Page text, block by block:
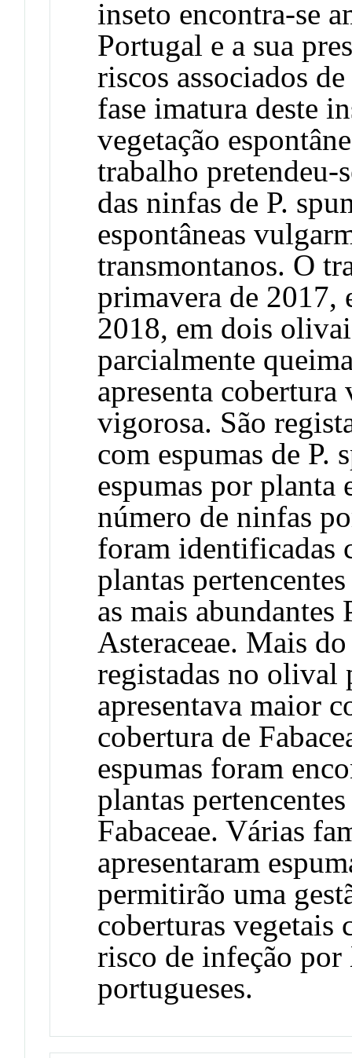
inseto encontra-se
Portugal e a sua
riscos associados
fase imatura deste
vegetação
trabalho pretendeu-
das ninfas de P.
espontâneas
transmontanos. O
primavera de 2017,
2018, em dois
parcialmente
apresenta
vigorosa. São
com espumas de P.
espumas por planta
número de ninfas
foram identificadas
plantas
as mais abundantes
Asteraceae. Mais
registadas no olival
apresentava maior
cobertura de
espumas foram
plantas
Fabaceae. Várias
apresentaram
permitirão uma
coberturas
risco de infeção
portugueses.